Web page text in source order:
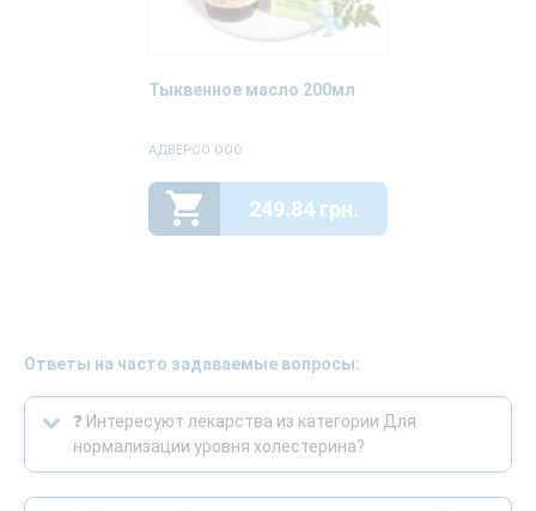
Тыквенное масло 200мл
АДВЕРСО ООО
249.84 грн.
Ответы на часто задаваемые вопросы:
❓ Интересуют лекарства из категории Для
нормализации уровня холестерина?